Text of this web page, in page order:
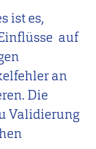
ist es,
auf
an
Die
Validierung